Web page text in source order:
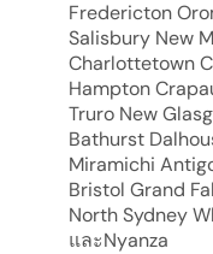
Fredericton
Salisbury New
Charlottetown
Hampton
Truro New
Bathurst
Miramichi
Bristol Grand
North Sydney
และNyanza